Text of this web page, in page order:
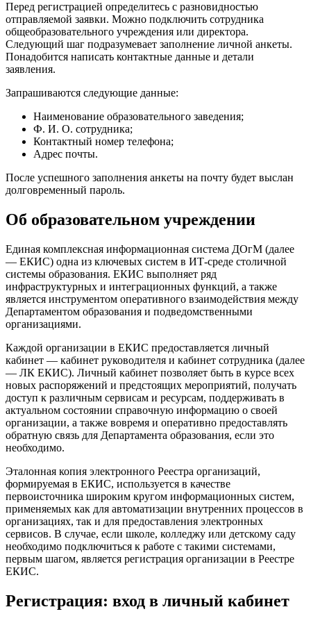
Перед регистрацией определитесь с разновидностью
отправляемой заявки. Можно подключить сотрудника
общеобразовательного учреждения или директора.
Следующий шаг подразумевает заполнение личной анкеты.
Понадобится написать контактные данные и детали
заявления.
Запрашиваются следующие данные:
Наименование образовательного заведения;
Ф. И. О. сотрудника;
Контактный номер телефона;
Адрес почты.
После успешного заполнения анкеты на почту будет выслан
долговременный пароль.
Об образовательном учреждении
Единая комплексная информационная система ДОгМ (далее
— ЕКИС) одна из ключевых систем в ИТ-среде столичной
системы образования. ЕКИС выполняет ряд
инфраструктурных и интеграционных функций, а также
является инструментом оперативного взаимодействия между
Департаментом образования и подведомственными
организациями.
Каждой организации в ЕКИС предоставляется личный
кабинет — кабинет руководителя и кабинет сотрудника (далее
— ЛК ЕКИС). Личный кабинет позволяет быть в курсе всех
новых распоряжений и предстоящих мероприятий, получать
доступ к различным сервисам и ресурсам, поддерживать в
актуальном состоянии справочную информацию о своей
организации, а также вовремя и оперативно предоставлять
обратную связь для Департамента образования, если это
необходимо.
Эталонная копия электронного Реестра организаций,
формируемая в ЕКИС, используется в качестве
первоисточника широким кругом информационных систем,
применяемых как для автоматизации внутренних процессов в
организациях, так и для предоставления электронных
сервисов. В случае, если школе, колледжу или детскому саду
необходимо подключиться к работе с такими системами,
первым шагом, является регистрация организации в Реестре
ЕКИС.
Регистрация: вход в личный кабинет